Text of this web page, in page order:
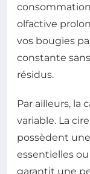
olfactive
vos bougies
constante
résidus.
Par ailleurs, la
variable. La
possèdent
essentielles
garantit une